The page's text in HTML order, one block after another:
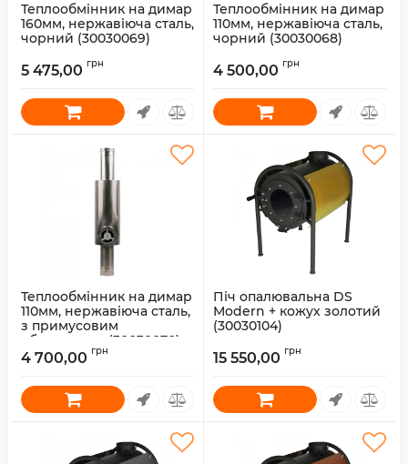
Теплообмінник на димар
160мм, нержавіюча сталь,
чорний (30030069)
5 475,00 грн
Теплообмінник на димар
110мм, нержавіюча сталь,
чорний (30030068)
4 500,00 грн
Теплообмінник на димар
110мм, нержавіюча сталь,
з примусовим
обдуванням (30030070)
Артикул: 30030070
4 700,00 грн
Піч опалювальна DS
Modern + кожух золотий
(30030104)
15 550,00 грн